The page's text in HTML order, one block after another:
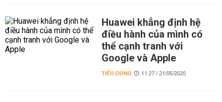
Huawei khẳng định hệ
điều hành của mình có
thể cạnh tranh với
Google và Apple
TIÊU DÙNG 11:27 | 21/05/2020